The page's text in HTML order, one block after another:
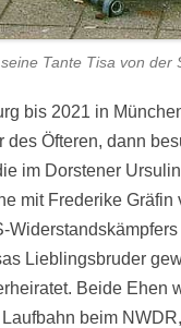
Tante Tisa von der
bis 2021 in
des Öfteren, dann
im Dorstener
mit Frederike
Lieblingsbruder
Beide Ehen
beim